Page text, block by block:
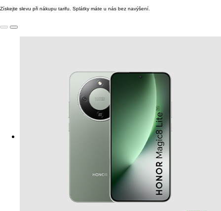
Získejte slevu při nákupu tarifu. Splátky máte u nás bez navýšení.